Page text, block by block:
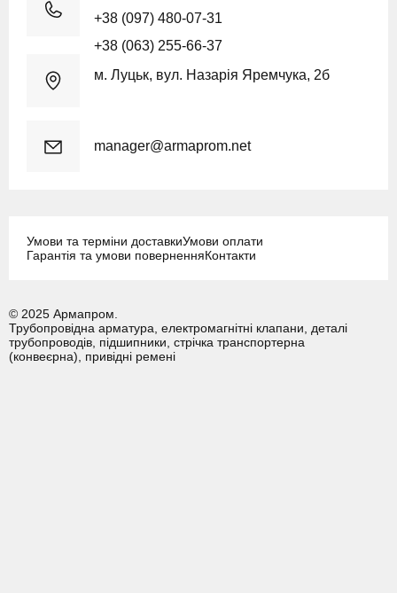
+38 (097) 480-07-31
+38 (063) 255-66-37
м. Луцьк, вул. Назарія Яремчука, 2б
manager@armaprom.net
Умови та терміни доставкиУмови оплати
Гарантія та умови поверненняКонтакти
© 2025 Армапром.
Трубопровідна арматура, електромагнітні клапани, деталі
трубопроводів, підшипники, стрічка транспортерна
(конвеєрна), привідні ремені